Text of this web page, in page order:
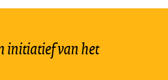
initiatief van het